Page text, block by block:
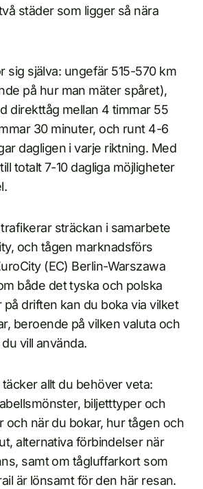
städer som ligger så nära
sig själva: ungefär 515-570 km
på hur man mäter spåret),
direkttåg mellan 4 timmar 55
30 minuter, och runt 4-6
dagligen i varje riktning. Med
totalt 7-10 dagliga möjligheter
sträckan i samarbete
och tågen marknadsförs
(EC) Berlin-Warszawa
både det tyska och polska
på driften kan du boka via vilket
beroende på vilken valuta och
vill använda.
allt du behöver veta:
biljetttyper och
och när du bokar, hur tågen och
alternativa förbindelser när
samt om tågluffarkort som
är lönsamt för den här resan.